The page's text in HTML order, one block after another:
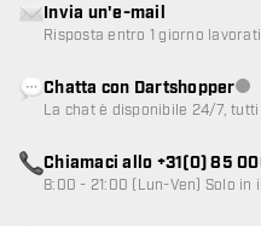
Invia un'e-mail
Risposta entro 1 giorno
Chatta con Dartshopper
La chat è disponibile 24/7,
Chiamaci allo +31(0) 85
8:00 - 21:00 (Lun-Ven) Solo in